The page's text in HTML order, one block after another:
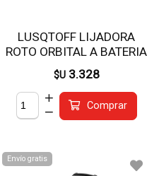
LUSQTOFF LIJADORA
ROTO ORBITAL A BATERIA
S/ CARG. S/ BAT
$U 3.328
Comprar
Envío gratis